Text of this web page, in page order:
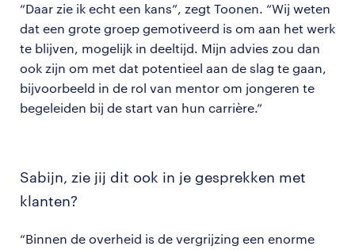
“Daar zie ik echt een kans”, zegt Toonen. “Wij weten
dat een grote groep gemotiveerd is om aan het werk
te blijven, mogelijk in deeltijd. Mijn advies zou dan
ook zijn om met dat potentieel aan de slag te gaan,
bijvoorbeeld in de rol van mentor om jongeren te
begeleiden bij de start van hun carrière.”
Sabijn, zie jij dit ook in je gesprekken met
klanten?
“Binnen de overheid is de vergrijzing een enorme